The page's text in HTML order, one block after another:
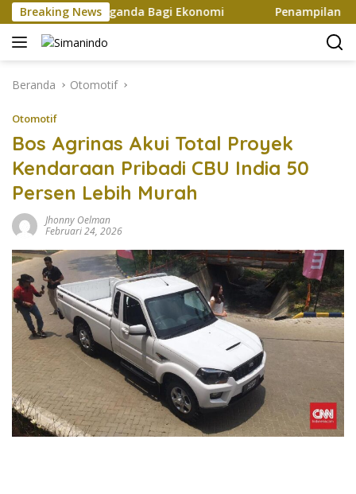
Langsung
ke
konten
Breaking News
Efek Berganda Bagi Ekonomi Penampilan dan Efisien
Beranda Otomotif
Otomotif
Bos Agrinas Akui Total Proyek
Kendaraan Pribadi CBU India 50
Persen Lebih Murah
Jhonny Oelman
Februari 24, 2026